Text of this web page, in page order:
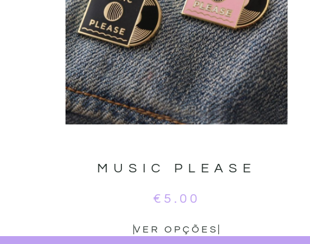
MUSIC PLEASE
€ 5.00
VER OPÇÕES